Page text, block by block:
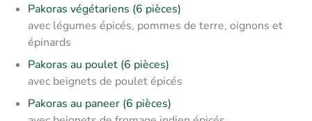
Pakoras végétariens (6 pièces)
avec légumes épicés, pommes de terre, oignons et
épinards
Pakoras au poulet (6 pièces)
avec beignets de poulet épicés
Pakoras au paneer (6 pièces)